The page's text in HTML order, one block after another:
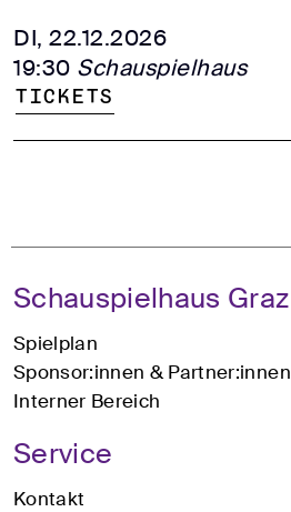
DI, 22.12.2026
19:30 Schauspielhaus
Tickets
Schauspielhaus Graz
Spielplan
Sponsor:innen & Partner:innen
Interner Bereich
Service
Kontakt